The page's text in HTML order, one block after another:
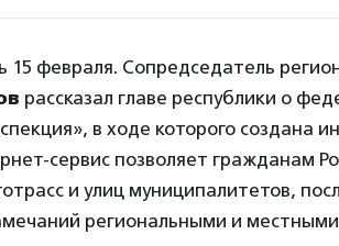
15 февраля. Сопредседатель
рассказал главе республики о
в ходе которого создана
сервис позволяет гражданам
и улиц муниципалитетов,
региональными и